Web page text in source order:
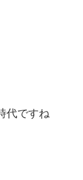
代ですね